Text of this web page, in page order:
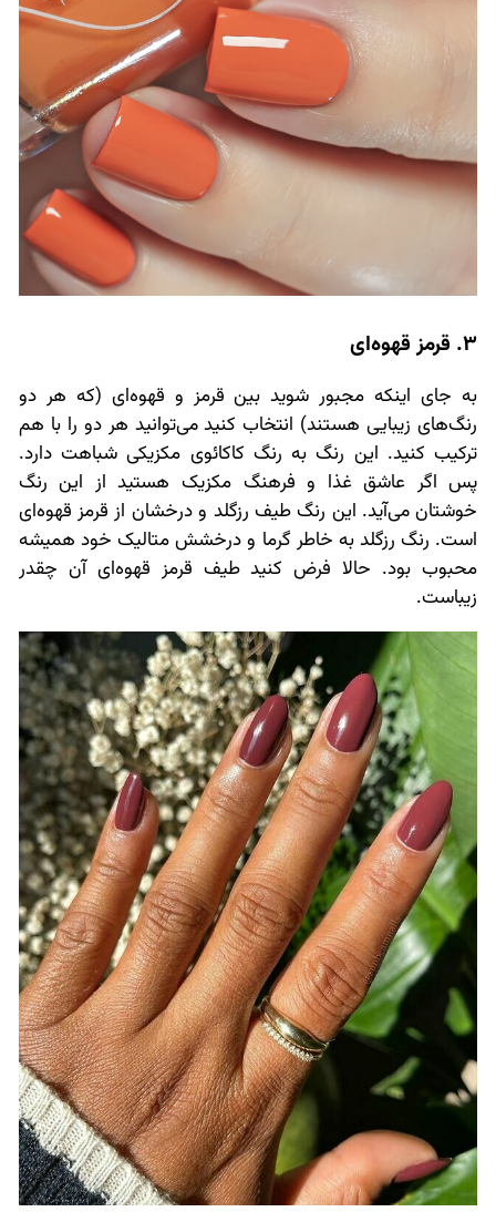
3. قرمز قهوه‌ای
به جای اینکه مجبور شوید بین قرمز و قهوه‌ای (که هر دو
رنگ‌های زیبایی هستند) انتخاب کنید می‌توانید هر دو را با هم
ترکیب کنید. این رنگ به رنگ کاکائوی مکزیکی شباهت دارد.
پس اگر عاشق غذا و فرهنگ مکزیک هستید از این رنگ
خوشتان می‌آید. این رنگ طیف رزگلد و درخشان از قرمز قهوه‌ای
است. رنگ رزگلد به خاطر گرما و درخشش متالیک خود همیشه
محبوب بود. حالا فرض کنید طیف قرمز قهوه‌ای آن چقدر
زیباست.